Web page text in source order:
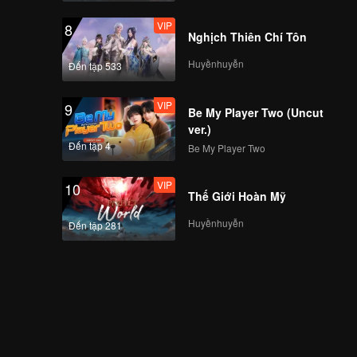
8
Đến tập 533
VIP
Nghịch Thiên Chí Tôn
Huyềnhuyễn
9
Đến tập 4
VIP
Be My Player Two (Uncut
ver.)
Be My Player Two
10
Đến tập 281
VIP
Thế Giới Hoàn Mỹ
Huyềnhuyễn